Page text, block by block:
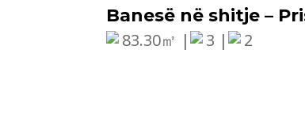
Banesë në shitje –
83.30㎡ |
3 | 2